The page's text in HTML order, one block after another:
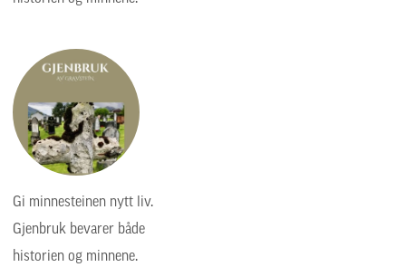
Gi minnesteinen nytt liv.
Gjenbruk bevarer både
historien og minnene.